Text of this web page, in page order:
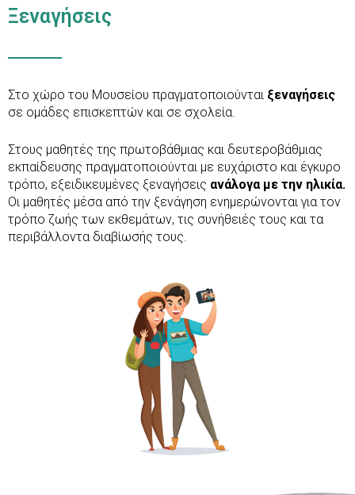
Ξεναγήσεις
Στο χώρο του Μουσείου πραγματοποιούνται ξεναγήσεις
σε ομάδες επισκεπτών και σε σχολεία.
Στους μαθητές της πρωτοβάθμιας και δευτεροβάθμιας
εκπαίδευσης πραγματοποιούνται με ευχάριστο και έγκυρο
τρόπο, εξειδικευμένες ξεναγήσεις ανάλογα με την ηλικία.
Οι μαθητές μέσα από την ξενάγηση ενημερώνονται για τον
τρόπο ζωής των εκθεμάτων, τις συνήθειές τους και τα
περιβάλλοντα διαβίωσής τους.